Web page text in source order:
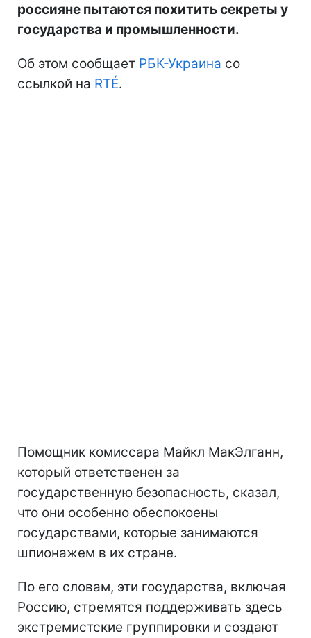
россияне пытаются похитить секреты у
государства и промышленности.
Об этом сообщает РБК-Украина со
ссылкой на RTÉ.
Помощник комиссара Майкл МакЭлганн,
который ответственен за
государственную безопасность, сказал,
что они особенно обеспокоены
государствами, которые занимаются
шпионажем в их стране.
По его словам, эти государства, включая
Россию, стремятся поддерживать здесь
экстремистские группировки и создают